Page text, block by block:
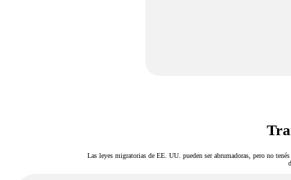
Las leyes migratorias de EE. UU. pueden ser abrumadoras, pero no